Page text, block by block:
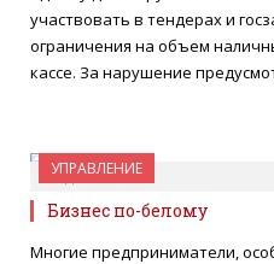
участвовать в тендерах и
ограничения на объем
кассе. За нарушение
УПРАВЛЕНИЕ
07 ДЕКАБРЯ 2020
Бизнес по-белому
Многие предприниматели,